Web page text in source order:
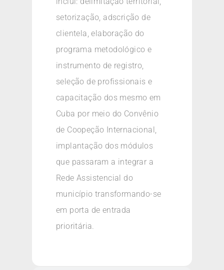
setorização, adscrição de
clientela, elaboração do
programa metodológico e
instrumento de registro,
seleção de profissionais e
capacitação dos mesmo em
Cuba por meio do Convênio
de Coopeção Internacional,
implantação dos módulos
que passaram a integrar a
Rede Assistencial do
município transformando-se
em porta de entrada
prioritária.